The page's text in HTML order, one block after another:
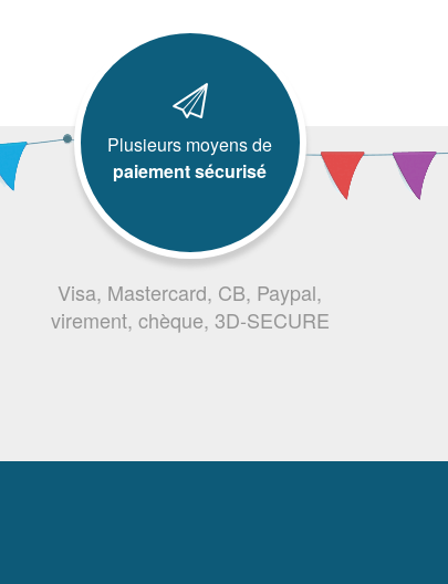
Plusieurs moyens de
paiement sécurisé
Visa, Mastercard, CB, Paypal,
virement, chèque, 3D-SECURE